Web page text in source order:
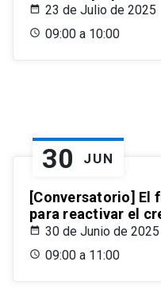
23 de Julio de 2025
09:00 a 10:00
30 JUN
[Conversatorio] El
para reactivar el
30 de Junio de 2025
09:00 a 11:00